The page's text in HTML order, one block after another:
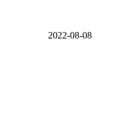
2022-08-08